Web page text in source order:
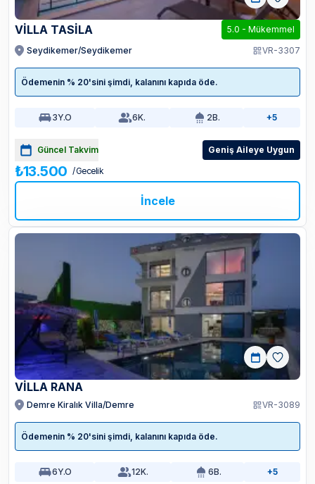
VİLLA TASİLA 5.0 - Mükemmel
Seydikemer/Seydikemer
VR-3307
Ödemenin % 20'sini şimdi, kalanını kapıda öde.
3Y.O 6K. 2B. +5
Güncel Takvim Geniş Aileye Uygun
₺13.500 / Gecelik
İncele
VİLLA RANA
Demre Kiralık Villa/Demre VR-3089
Ödemenin % 20'sini şimdi, kalanını kapıda öde.
6Y.O 12K. 6B. +5